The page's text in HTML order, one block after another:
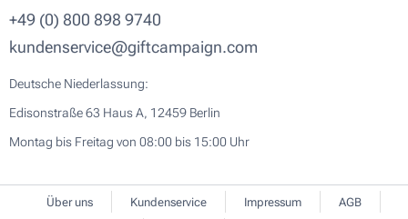
+49 (0) 800 898 9740
kundenservice@giftcampaign.com
Deutsche Niederlassung:
Edisonstraße 63 Haus A, 12459 Berlin
Montag bis Freitag von 08:00 bis 15:00 Uhr
Über uns Kundenservice Impressum AGB